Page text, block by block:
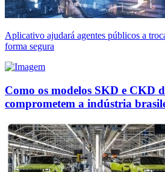
Aplicativo ajudará agentes públicos a
forma segura
Como os modelos SKD e CKD
comprometem a indústria